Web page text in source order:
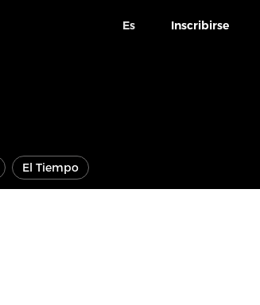
Es Inscribirse
El Tiempo